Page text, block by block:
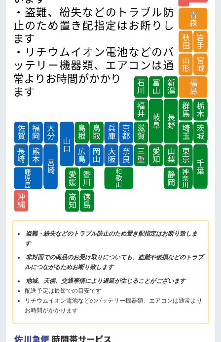
盗難・紛失などのトラブル防止のため置き配指定はお断り致しま
す
非対面での商品のお受け取りについても、盗難や破損などのトラブ
ルにつながるためお断り致します
地域、天候、交通事情により遅延が生じることがございます
配送予定は最短での目安です
リチウムイオン電池などのバッテリー機器類、エアコンは通常より
お時間がかかります